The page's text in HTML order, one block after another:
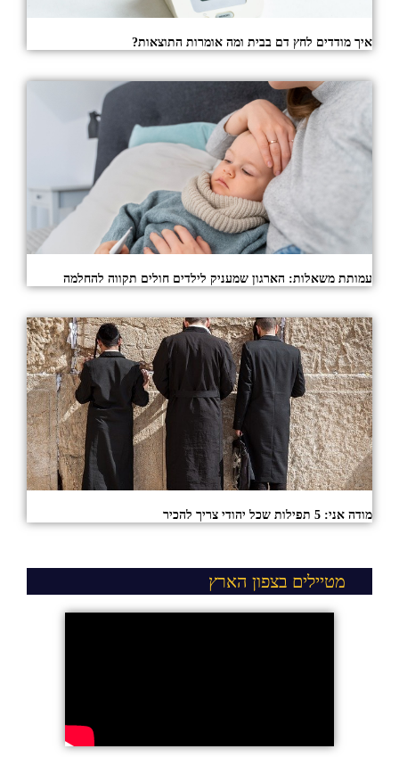
איך מודדים לחץ דם בבית ומה אומרות התוצאות?
עמותת משאלות: הארגון שמעניק לילדים חולים תקווה להחלמה
מודה אני: 5 תפילות שכל יהודי צריך להכיר
מטיילים בצפון הארץ